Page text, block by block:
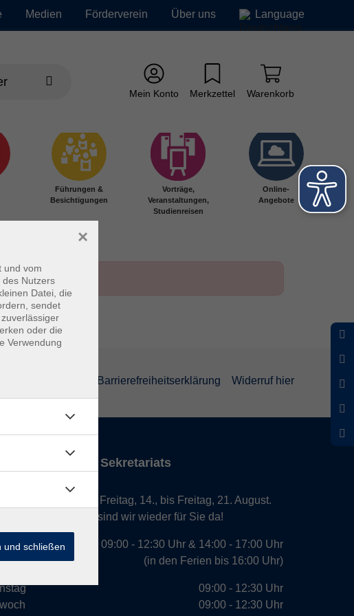
Medien Förderverein Über uns Language
Mein Konto Merkzettel Warenkorb
Führungen &
Besichtigungen
Vorträge,
Veranstaltungen,
Studienreisen
Online-
Angebote
Barrierefreiheitserklärung Widerruf hier
des Sekretariats
machen Urlaub von Freitag, 14., bis Freitag, 21. August.
Montag, 24. August, sind wir wieder für Sie da!
09:00 - 12:30 Uhr & 14:00 - 17:00 Uhr
(in den Ferien bis 16:00 Uhr)
09:00 - 12:30 Uhr
09:00 - 12:30 Uhr
und vom
Nutzers
Datei, die
sendet
oder die
Verwendung
×
und schließen